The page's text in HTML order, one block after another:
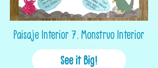
Paisaje Interior 7. Monstruo Interior
See it Big!